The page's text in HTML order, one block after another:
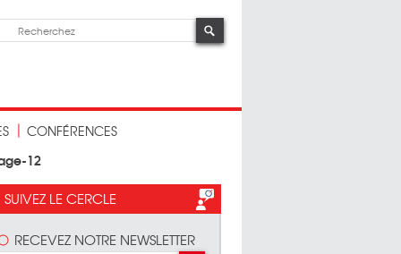
CONFÉRENCES
12
SUIVEZ LE CERCLE
RECEVEZ NOTRE NEWSLETTER